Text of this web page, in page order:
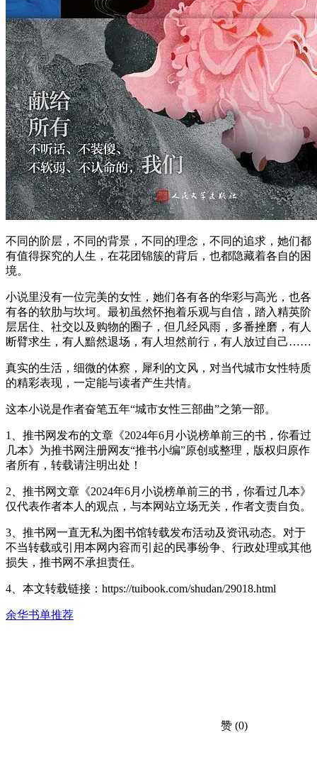
不同的阶层，不同的背景，不同的理念，不同的追求，她们都
有值得探究的人生，在花团锦簇的背后，也都隐藏着各自的困
境。
小说里没有一位完美的女性，她们各有各的华彩与高光，也各
有各的软肋与坎坷。最初虽然怀抱着乐观与自信，踏入精英阶
层居住、社交以及购物的圈子，但几经风雨，多番挫磨，有人
断臂求生，有人黯然退场，有人坦然前行，有人放过自己……
真实的生活，细微的体察，犀利的文风，对当代城市女性特质
的精彩表现，一定能与读者产生共情。
这本小说是作者奋笔五年“城市女性三部曲”之第一部。
1、推书网发布的文章《2024年6月小说榜单前三的书，你看过
几本》为推书网注册网友“推书小编”原创或整理，版权归原作
者所有，转载请注明出处！
2、推书网文章《2024年6月小说榜单前三的书，你看过几本》
仅代表作者本人的观点，与本网站立场无关，作者文责自负。
3、推书网一直无私为图书馆转载发布活动及资讯动态。对于
不当转载或引用本网内容而引起的民事纷争、行政处理或其他
损失，推书网不承担责任。
4、本文转载链接：https://tuibook.com/shudan/29018.html
余华书单推荐
赞 (0)